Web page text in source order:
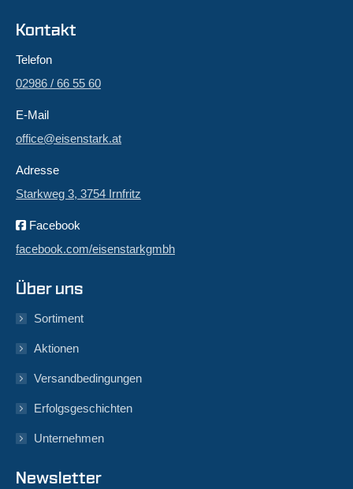
Kontakt
Telefon
02986 / 66 55 60
E-Mail
office@eisenstark.at
Adresse
Starkweg 3, 3754 Irnfritz
Facebook
facebook.com/eisenstarkgmbh
Über uns
Sortiment
Aktionen
Versandbedingungen
Erfolgsgeschichten
Unternehmen
Newsletter